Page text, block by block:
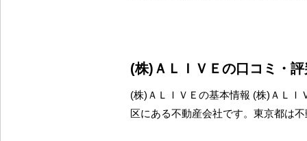
(株)ＡＬＩＶＥの口コミ・
(株)ＡＬＩＶＥの基本情報 (株)ＡＬＩ
区にある不動産会社です。東京都は